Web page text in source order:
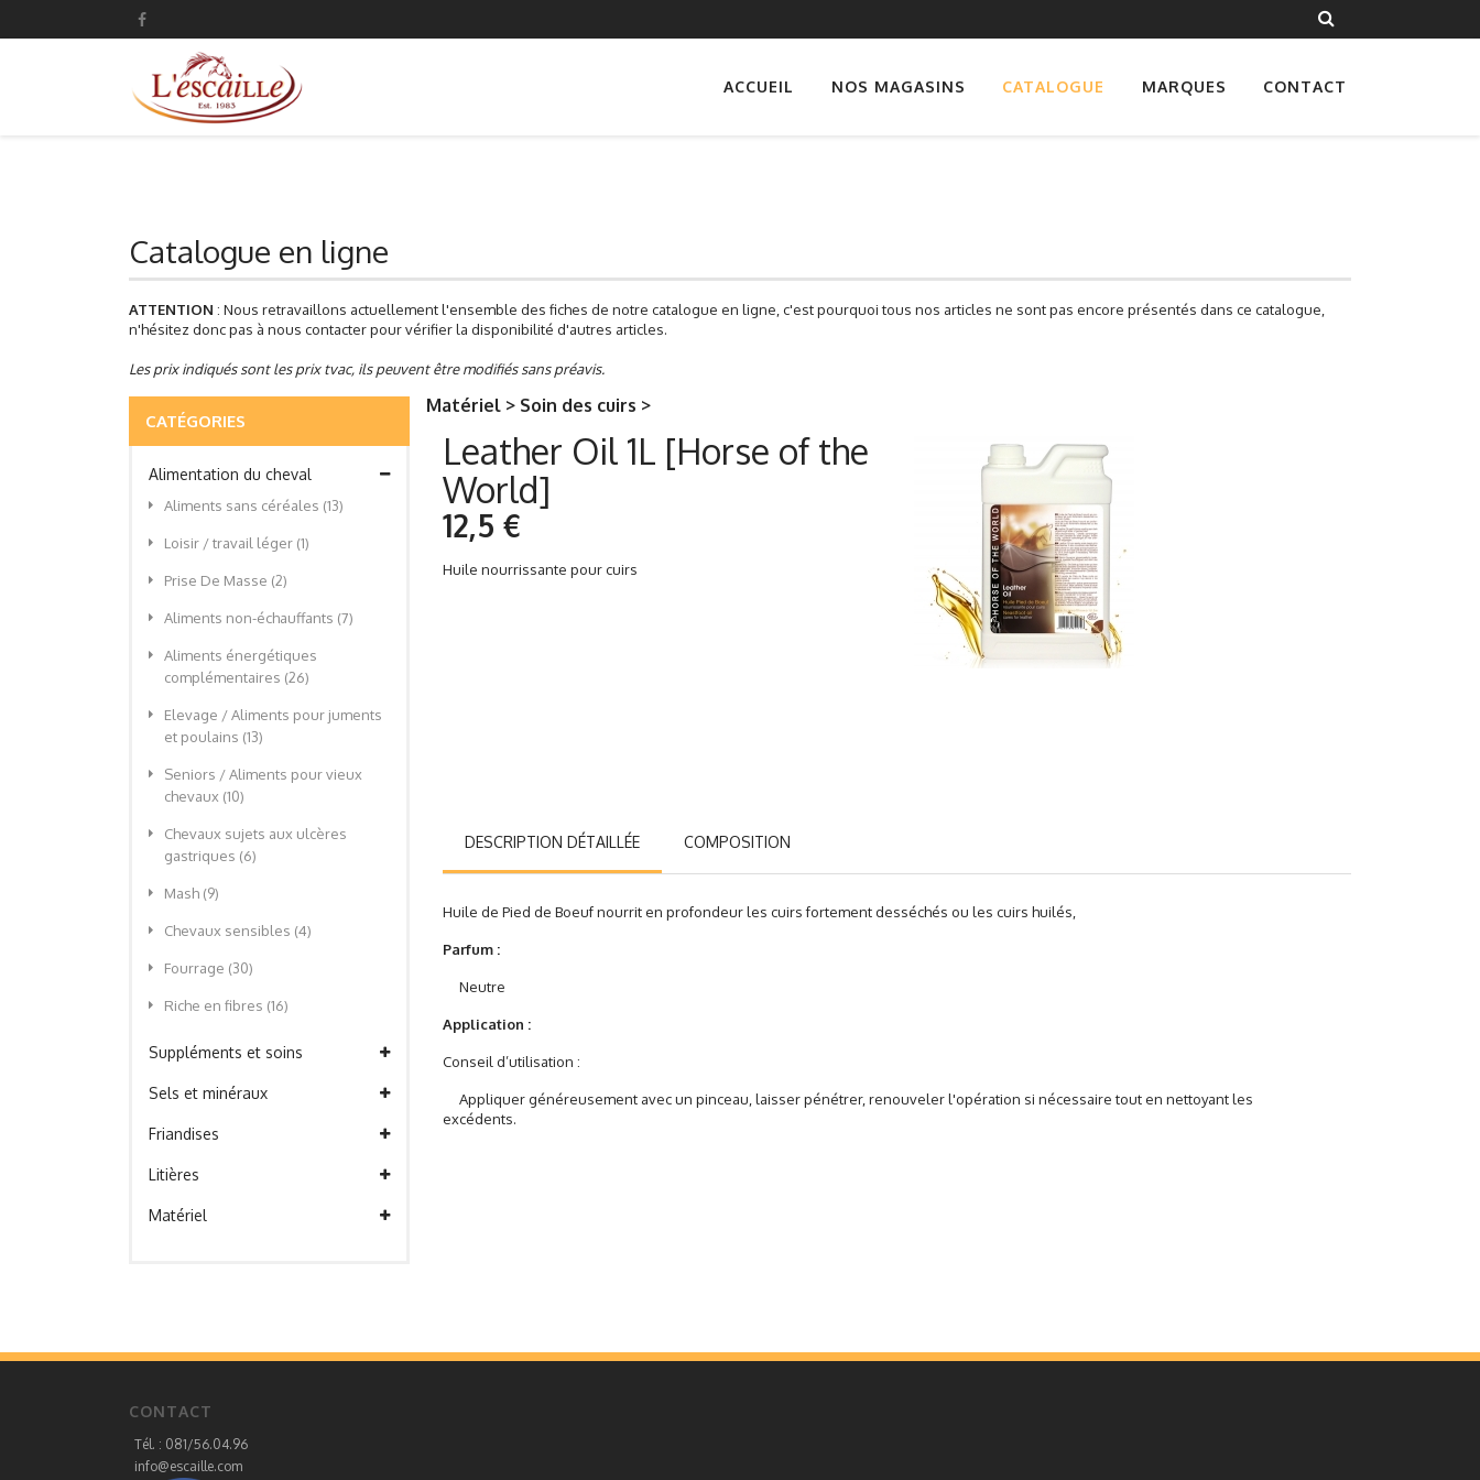
ACCUEIL NOS MAGASINS CATALOGUE MARQUES CONTACT
Catalogue en ligne
ATTENTION : Nous retravaillons actuellement l'ensemble des fiches de notre catalogue en ligne, c'est pourquoi tous nos articles ne sont pas encore présentés dans ce catalogue,
n'hésitez donc pas à nous contacter pour vérifier la disponibilité d'autres articles.
Les prix indiqués sont les prix tvac, ils peuvent être modifiés sans préavis.
CATÉGORIES
Alimentation du cheval
Aliments sans céréales (13)
Loisir / travail léger (1)
Prise De Masse (2)
Aliments non-échauffants (7)
Aliments énergétiques
complémentaires (26)
Elevage / Aliments pour juments
et poulains (13)
Seniors / Aliments pour vieux
chevaux (10)
Chevaux sujets aux ulcères
gastriques (6)
Mash (9)
Chevaux sensibles (4)
Fourrage (30)
Riche en fibres (16)
Suppléments et soins
Sels et minéraux
Friandises
Litières
Matériel
Matériel > Soin des cuirs >
Leather Oil 1L [Horse of the
World]
12,5 €
Huile nourrissante pour cuirs
DESCRIPTION DÉTAILLÉE COMPOSITION
Huile de Pied de Boeuf nourrit en profondeur les cuirs fortement desséchés ou les cuirs huilés,
Parfum :
Neutre
Application :
Conseil d’utilisation :
Appliquer généreusement avec un pinceau, laisser pénétrer, renouveler l'opération si nécessaire tout en nettoyant les
excédents.
CONTACT
Tél. : 081/56.04.96
info@escaille.com